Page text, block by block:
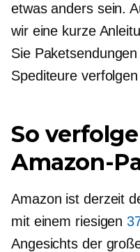
etwas anders sein.
wir eine kurze
Sie
Spediteure
So
Amazon-
Amazon ist derzeit
mit einem riesigen
Angesichts der